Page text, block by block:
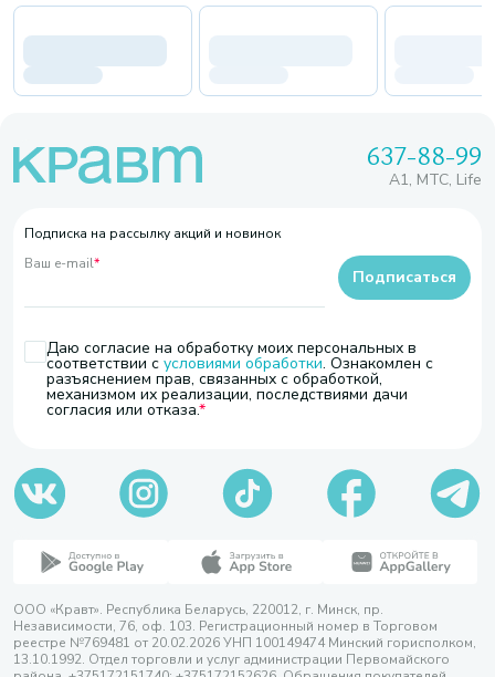
637-88-99
A1, МТС, Life
Подписка на рассылку акций и новинок
Ваш e-mail*
Даю согласие на обработку моих персональных в
соответствии с условиями обработки. Ознакомлен с
разъяснением прав, связанных с обработкой,
механизмом их реализации, последствиями дачи
согласия или отказа.
Подписаться
ООО «Кравт». Республика Беларусь, 220012, г. Минск, пр.
Независимости, 76, оф. 103. Регистрационный номер в Торговом
реестре №769481 от 20.02.2026 УНП 100149474 Минский горисполком,
13.10.1992. Отдел торговли и услуг администрации Первомайского